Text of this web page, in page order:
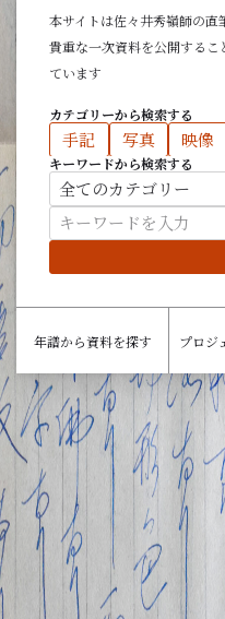
本サイトは佐々井秀嶺師の
貴重な一次資料を公開する
ています
カテゴリーから検索する
手記 写真 映像
キーワードから検索する
年譜から資料を探す プロジ